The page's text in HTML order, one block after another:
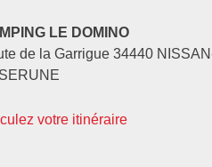
LE DOMINO
de la Garrigue 34440
votre itinéraire